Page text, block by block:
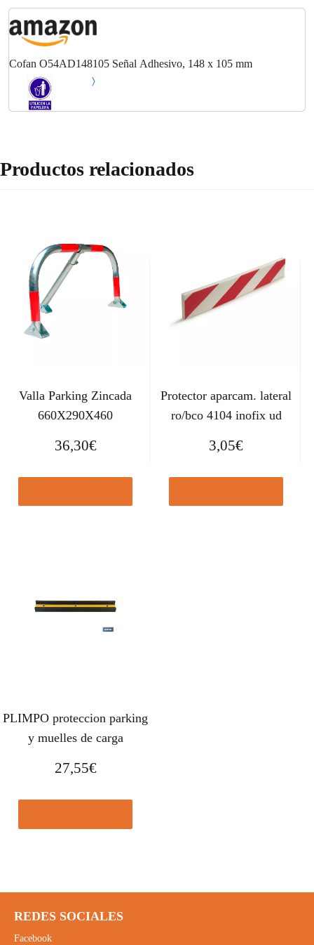
Cofan O54AD148105 Señal Adhesivo, 148 x 105 mm
Productos relacionados
Valla Parking Zincada
660X290X460
36,30€
Protector aparcam. lateral
ro/bco 4104 inofix ud
3,05€
PLIMPO proteccion parking
y muelles de carga
27,55€
REDES SOCIALES
Facebook